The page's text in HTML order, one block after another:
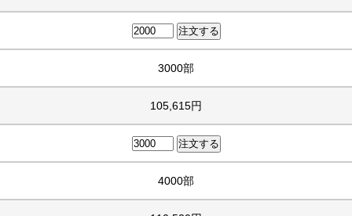
3000部
105,615円
4000部